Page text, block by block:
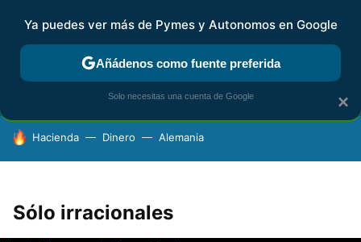
FISCALIDAD Y CONTABILIDAD KIT DIGITAL RENTA
HOY SE HABLA DE
Hacienda Dinero Alemania
Sólo irracionales
×
Ya puedes ver más de Pymes y Autonomos en Google
Añádenos como fuente preferida
Solo necesitas una cuenta de Google